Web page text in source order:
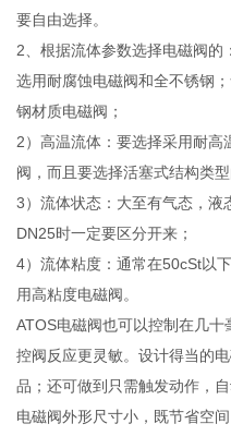
要自由选择。
2、根据流体参数选择电磁阀的
选用耐腐蚀电磁阀和全不锈钢
钢材质电磁阀；
2）高温流体：要选择采用耐
阀，而且要选择活塞式结构类型
3）流体状态：大至有气态，
DN25时一定要区分开来；
4）流体粘度：通常在50cSt以
用高粘度电磁阀。
ATOS电磁阀也可以控制在几
控阀反应更灵敏。设计得当的
品；还可做到只需触发动作，
电磁阀外形尺寸小，既节省空间